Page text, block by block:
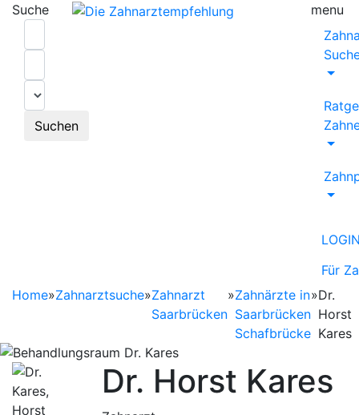
Suche
Suchen
menu
Für
Home»Zahnarztsuche»Zahnarzt
Saarbrücken
»Zahnärzte in
Saarbrücken
Schafbrücke
»Dr.
Horst
Kares
Dr. Horst Kares